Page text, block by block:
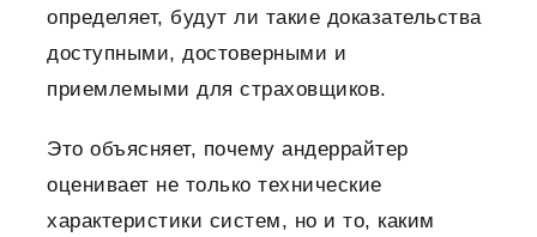
определяет, будут ли такие доказательства
доступными, достоверными и
приемлемыми для страховщиков.
Это объясняет, почему андеррайтер
оценивает не только технические
характеристики систем, но и то, каким